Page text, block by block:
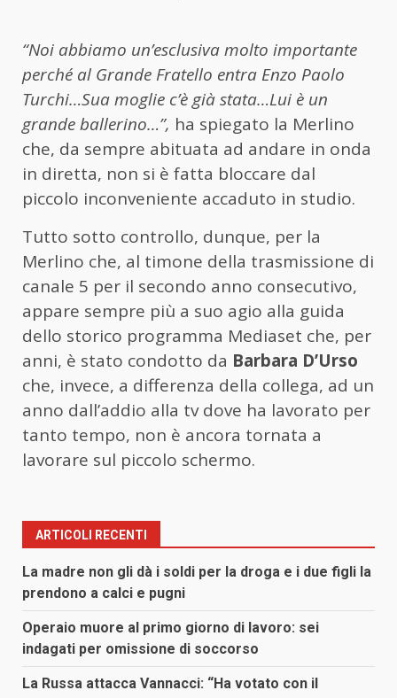
“Noi abbiamo un’esclusiva molto importante
perché al Grande Fratello entra Enzo Paolo
Turchi…Sua moglie c’è già stata…Lui è un
grande ballerino…”, ha spiegato la Merlino
che, da sempre abituata ad andare in onda
in diretta, non si è fatta bloccare dal
piccolo inconveniente accaduto in studio.
Tutto sotto controllo, dunque, per la
Merlino che, al timone della trasmissione di
canale 5 per il secondo anno consecutivo,
appare sempre più a suo agio alla guida
dello storico programma Mediaset che, per
anni, è stato condotto da Barbara D’Urso
che, invece, a differenza della collega, ad un
anno dall’addio alla tv dove ha lavorato per
tanto tempo, non è ancora tornata a
lavorare sul piccolo schermo.
ARTICOLI RECENTI
La madre non gli dà i soldi per la droga e i due figli la
prendono a calci e pugni
Operaio muore al primo giorno di lavoro: sei
indagati per omissione di soccorso
La Russa attacca Vannacci: “Ha votato con il